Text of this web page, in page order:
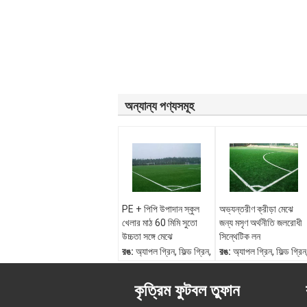
অন্যান্য পণ্যসমূহ
PE + পিপি উপাদান স্কুল
খেলার মাঠ 60 মিমি সুতো
উচ্চতা সঙ্গে মেঝে
রঙ: অ্যাপল গ্রিন, ফিল্ড গ্রিন,
হোয়াইট
সুতা উচ্চতা:30 - 60 মিমি
অভ্যন্তরীণ ক্রীড়া মেঝে
জন্য মসৃণ অর্থনীতি জলরোধী
সিন্থেটিক লন
রঙ: অ্যাপল গ্রিন, ফিল্ড গ্রিন,
হোয়াইট
সুতা উচ্চতা:
কৃত্রিম ফুটবল তুফান